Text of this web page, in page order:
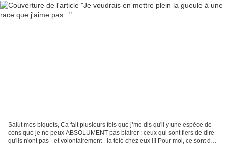
Salut mes biquets, Ca fait plusieurs fois que j’me dis qu'il y une espèce de
cons que je ne peux ABSOLUMENT pas blairer : ceux qui sont fiers de dire
qu'ils n'ont pas - et volontairement - la télé chez eux !!! Pour moi, ce sont des